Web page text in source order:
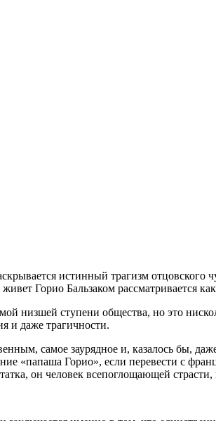
истинный трагизм отцовского
Горио Бальзаком рассматривается
низшей ступени общества, но это
и даже трагичности.
самое заурядное и, казалось бы,
«папаша Горио», если перевести с
он человек всепоглощающей страсти,